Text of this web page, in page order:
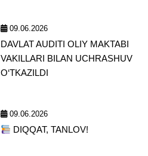
09.06.2026
DAVLAT AUDITI OLIY MAKTABI
VAKILLARI BILAN UCHRASHUV
O‘TKAZILDI
09.06.2026
DIQQAT, TANLOV!